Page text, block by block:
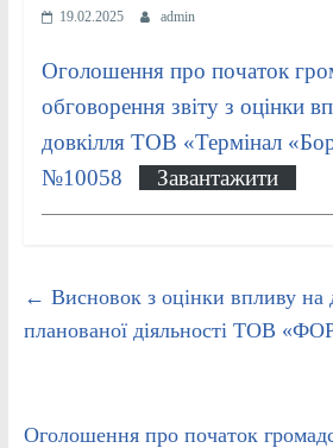
19.02.2025 admin
Оголошення про початок
обговорення звіту з оцінки
довкілля ТОВ «Термінал
№10058
Завантажити
← Висновок з оцінки впливу на
планованої діяльності ТОВ
Оголошення про початок